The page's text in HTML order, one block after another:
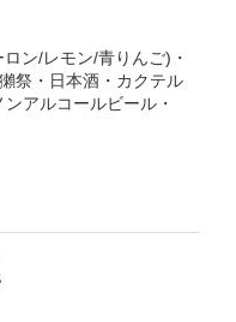
ン/レモン/青りんご)・
祭・日本酒・カクテル
アルコールビール・